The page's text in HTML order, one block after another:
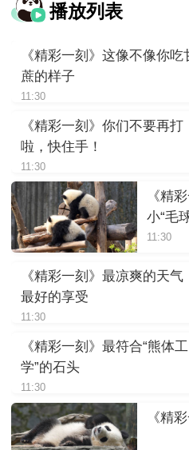
播放列表
《精彩一刻》这像不像你吃
蔗的样子
11:30
《精彩一刻》你们不要再打
啦，快住手！
11:30
《精
小“毛
11:30
《精彩一刻》最凉爽的天气
最好的享受
11:30
《精彩一刻》最符合“熊体工
学”的石头
11:30
《精